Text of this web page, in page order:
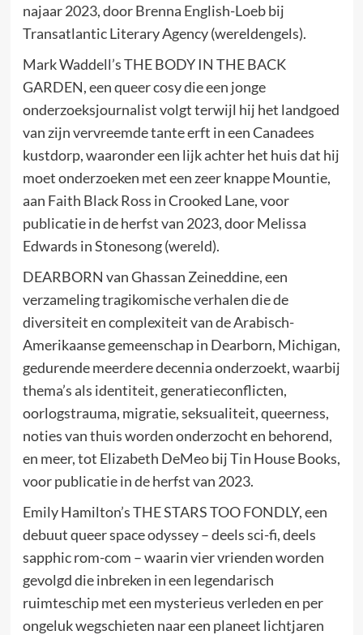
najaar 2023, door Brenna English-Loeb bij
Transatlantic Literary Agency (wereldengels).
Mark Waddell’s THE BODY IN THE BACK
GARDEN, een queer cosy die een jonge
onderzoeksjournalist volgt terwijl hij het landgoed
van zijn vervreemde tante erft in een Canadees
kustdorp, waaronder een lijk achter het huis dat hij
moet onderzoeken met een zeer knappe Mountie,
aan Faith Black Ross in Crooked Lane, voor
publicatie in de herfst van 2023, door Melissa
Edwards in Stonesong (wereld).
DEARBORN van Ghassan Zeineddine, een
verzameling tragikomische verhalen die de
diversiteit en complexiteit van de Arabisch-
Amerikaanse gemeenschap in Dearborn, Michigan,
gedurende meerdere decennia onderzoekt, waarbij
thema’s als identiteit, generatieconflicten,
oorlogstrauma, migratie, seksualiteit, queerness,
noties van thuis worden onderzocht en behorend,
en meer, tot Elizabeth DeMeo bij Tin House Books,
voor publicatie in de herfst van 2023.
Emily Hamilton’s THE STARS TOO FONDLY, een
debuut queer space odyssey – deels sci-fi, deels
sapphic rom-com – waarin vier vrienden worden
gevolgd die inbreken in een legendarisch
ruimteschip met een mysterieus verleden en per
ongeluk wegschieten naar een planeet lichtjaren